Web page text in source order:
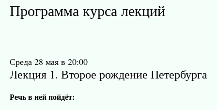
Программа курса лекций
Среда 28 мая в 20:00
Лекция 1. Второе рождение Петербурга
Речь в ней пойдёт: